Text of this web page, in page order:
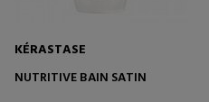
KÉRASTASE
NUTRITIVE BAIN SATIN